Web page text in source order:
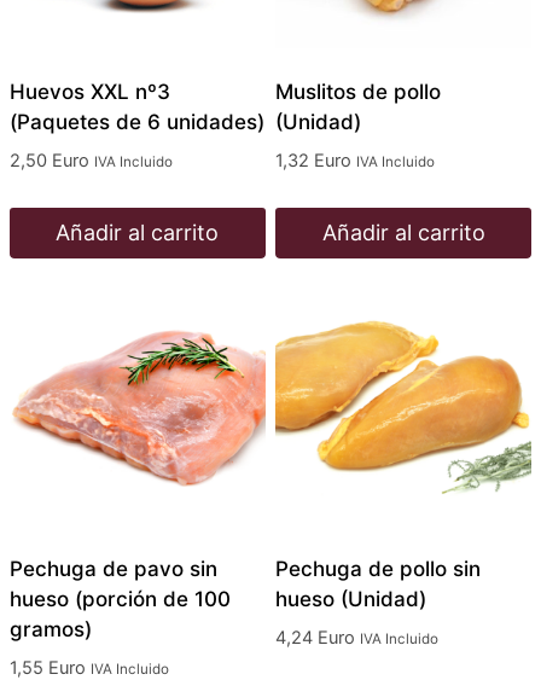
Huevos XXL nº3
(Paquetes de 6 unidades)
2,50 Euro IVA Incluido
Añadir al carrito
Muslitos de pollo
(Unidad)
1,32 Euro IVA Incluido
Añadir al carrito
Pechuga de pavo sin
hueso (porción de 100
gramos)
1,55 Euro IVA Incluido
Pechuga de pollo sin
hueso (Unidad)
4,24 Euro IVA Incluido